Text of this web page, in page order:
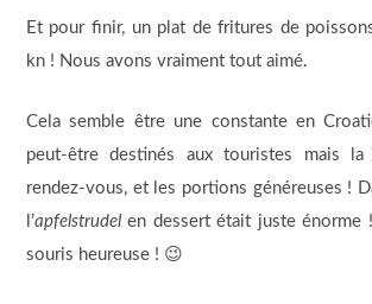
Et pour finir, un plat de fritures de
kn ! Nous avons vraiment tout aimé.
Cela semble être une constante en
peut-être destinés aux touristes mais
rendez-vous, et les portions généreuses !
l’apfelstrudelen dessert était juste énorme !
souris heureuse ! 😉